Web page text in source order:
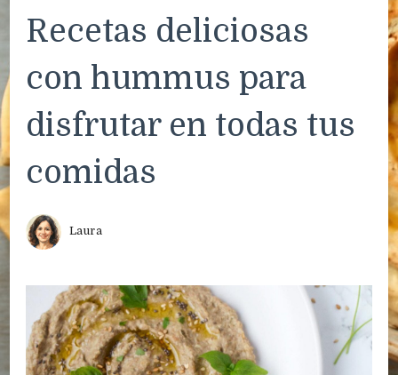
Recetas deliciosas
con hummus para
disfrutar en todas tus
comidas
Laura